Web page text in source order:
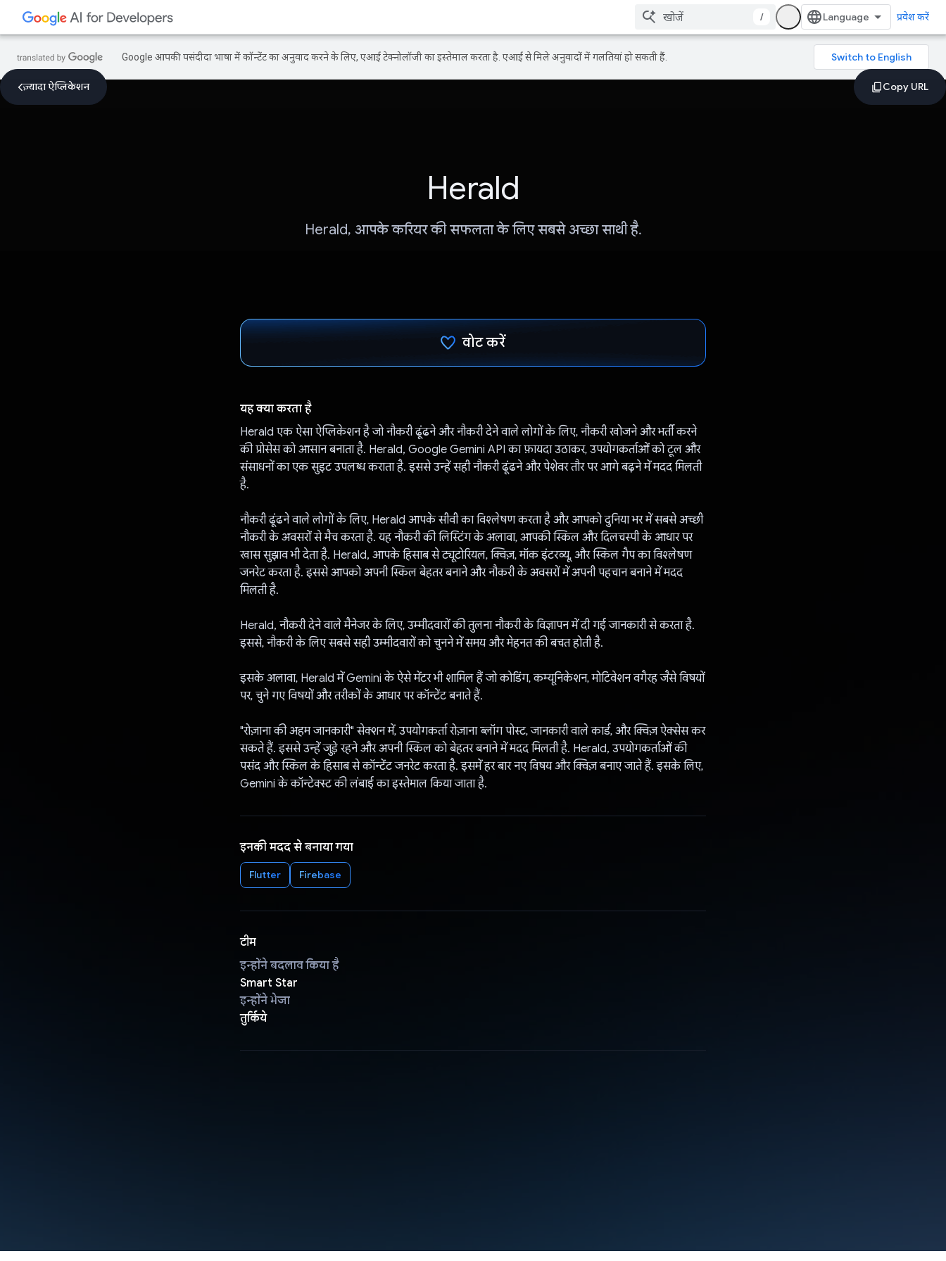
/ प्रवेश करें
Google आपकी पसंदीदा भाषा में कॉन्टेंट का अनुवाद करने के लिए, एआई टेक्नोलॉजी का इस्तेमाल करता है. एआई से मिले अनुवादों में गलतियां हो सकती हैं.
ज़्यादा ऐप्लिकेशन
Herald
Herald, आपके करियर की सफलता के लिए सबसे अच्छा साथी है.
वोट करें
यह क्या करता है
Herald एक ऐसा ऐप्लिकेशन है जो नौकरी ढूंढने और नौकरी देने वाले लोगों के लिए, नौकरी खोजने और भर्ती करने
की प्रोसेस को आसान बनाता है. Herald, Google Gemini API का फ़ायदा उठाकर, उपयोगकर्ताओं को टूल और
संसाधनों का एक सुइट उपलब्ध कराता है. इससे उन्हें सही नौकरी ढूंढने और पेशेवर तौर पर आगे बढ़ने में मदद मिलती
है.
नौकरी ढूंढने वाले लोगों के लिए, Herald आपके सीवी का विश्लेषण करता है और आपको दुनिया भर में सबसे अच्छी
नौकरी के अवसरों से मैच करता है. यह नौकरी की लिस्टिंग के अलावा, आपकी स्किल और दिलचस्पी के आधार पर
खास सुझाव भी देता है. Herald, आपके हिसाब से ट्यूटोरियल, क्विज़, मॉक इंटरव्यू, और स्किल गैप का विश्लेषण
जनरेट करता है. इससे आपको अपनी स्किल बेहतर बनाने और नौकरी के अवसरों में अपनी पहचान बनाने में मदद
मिलती है.
Herald, नौकरी देने वाले मैनेजर के लिए, उम्मीदवारों की तुलना नौकरी के विज्ञापन में दी गई जानकारी से करता है.
इससे, नौकरी के लिए सबसे सही उम्मीदवारों को चुनने में समय और मेहनत की बचत होती है.
इसके अलावा, Herald में Gemini के ऐसे मेंटर भी शामिल हैं जो कोडिंग, कम्यूनिकेशन, मोटिवेशन वगैरह जैसे विषयों
पर, चुने गए विषयों और तरीकों के आधार पर कॉन्टेंट बनाते हैं.
"रोज़ाना की अहम जानकारी" सेक्शन में, उपयोगकर्ता रोज़ाना ब्लॉग पोस्ट, जानकारी वाले कार्ड, और क्विज़ ऐक्सेस कर
सकते हैं. इससे उन्हें जुड़े रहने और अपनी स्किल को बेहतर बनाने में मदद मिलती है. Herald, उपयोगकर्ताओं की
पसंद और स्किल के हिसाब से कॉन्टेंट जनरेट करता है. इसमें हर बार नए विषय और क्विज़ बनाए जाते हैं. इसके लिए,
Gemini के कॉन्टेक्स्ट की लंबाई का इस्तेमाल किया जाता है.
इनकी मदद से बनाया गया
Flutter Firebase
टीम
इन्होंने बदलाव किया है
Smart Star
इन्होंने भेजा
तुर्किये